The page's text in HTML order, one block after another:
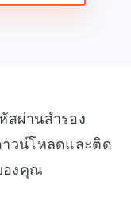
สผ่านสำรอง
าวน์โหลดและติด
องคุณ